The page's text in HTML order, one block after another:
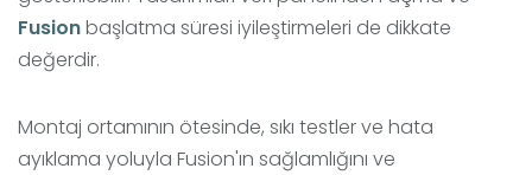
Fusionbaşlatma süresi iyileştirmeleri de dikkate
değerdir.
Montaj ortamının ötesinde, sıkı testler ve hata
ayıklama yoluyla Fusion'ın sağlamlığını ve